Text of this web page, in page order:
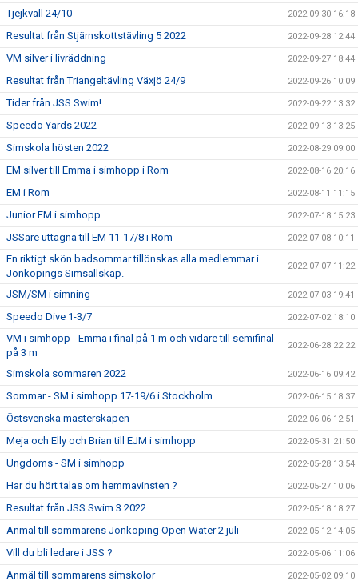
Tjejkväll 24/10 2022-09-30 16:18
Resultat från Stjärnskottstävling 5 2022 2022-09-28 12:44
VM silver i livräddning 2022-09-27 18:44
Resultat från Triangeltävling Växjö 24/9 2022-09-26 10:09
Tider från JSS Swim! 2022-09-22 13:32
Speedo Yards 2022 2022-09-13 13:25
Simskola hösten 2022 2022-08-29 09:00
EM silver till Emma i simhopp i Rom 2022-08-16 20:16
EM i Rom 2022-08-11 11:15
Junior EM i simhopp 2022-07-18 15:23
JSSare uttagna till EM 11-17/8 i Rom 2022-07-08 10:11
En riktigt skön badsommar tillönskas alla medlemmar i
Jönköpings Simsällskap.
2022-07-07 11:22
JSM/SM i simning 2022-07-03 19:41
Speedo Dive 1-3/7 2022-07-02 18:10
VM i simhopp - Emma i final på 1 m och vidare till semifinal
på 3 m
2022-06-28 22:22
Simskola sommaren 2022 2022-06-16 09:42
Sommar - SM i simhopp 17-19/6 i Stockholm 2022-06-15 18:37
Östsvenska mästerskapen 2022-06-06 12:51
Meja och Elly och Brian till EJM i simhopp 2022-05-31 21:50
Ungdoms - SM i simhopp 2022-05-28 13:54
Har du hört talas om hemmavinsten ? 2022-05-27 10:06
Resultat från JSS Swim 3 2022 2022-05-18 18:27
Anmäl till sommarens Jönköping Open Water 2 juli 2022-05-12 14:05
Vill du bli ledare i JSS ? 2022-05-06 11:06
Anmäl till sommarens simskolor 2022-05-02 09:10